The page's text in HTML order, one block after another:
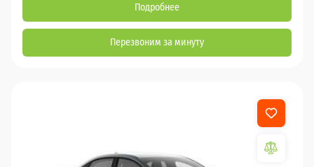
Подробнее
Перезвоним за минуту